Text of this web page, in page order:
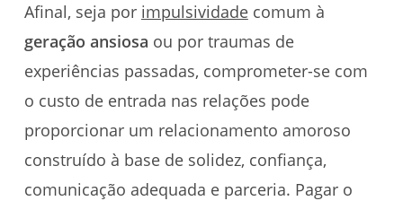
Afinal, seja por impulsividadecomum à
geração ansiosa ou por traumas de
experiências passadas, comprometer-se com
o custo de entrada nas relações pode
proporcionar um relacionamento amoroso
construído à base de solidez, confiança,
comunicação adequada e parceria. Pagar o